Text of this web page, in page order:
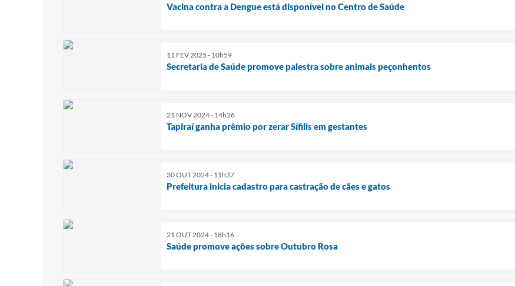
Vacina contra a Dengue está disponível no Centro de Saúde
11 FEV 2025 - 10h59
Secretaria de Saúde promove palestra sobre animais peçonhentos
21 NOV 2024 - 14h26
Tapiraí ganha prêmio por zerar Sífilis em gestantes
30 OUT 2024 - 11h37
Prefeitura inicia cadastro para castração de cães e gatos
21 OUT 2024 - 18h16
Saúde promove ações sobre Outubro Rosa